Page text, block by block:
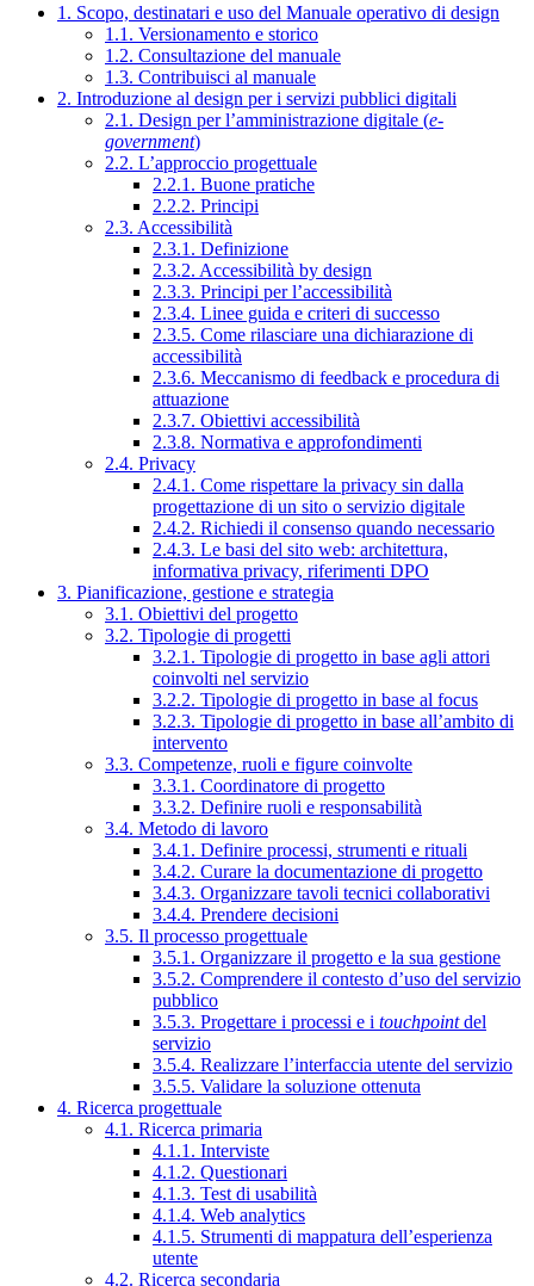
1. Scopo, destinatari e uso del Manuale operativo di design
1.1. Versionamento e storico
1.2. Consultazione del manuale
1.3. Contribuisci al manuale
2. Introduzione al design per i servizi pubblici digitali
2.1. Design per l’amministrazione digitale (e-
government)
2.2. L’approccio progettuale
2.2.1. Buone pratiche
2.2.2. Principi
2.3. Accessibilità
2.3.1. Definizione
2.3.2. Accessibilità by design
2.3.3. Principi per l’accessibilità
2.3.4. Linee guida e criteri di successo
2.3.5. Come rilasciare una dichiarazione di
accessibilità
2.3.6. Meccanismo di feedback e procedura di
attuazione
2.3.7. Obiettivi accessibilità
2.3.8. Normativa e approfondimenti
2.4. Privacy
2.4.1. Come rispettare la privacy sin dalla
progettazione di un sito o servizio digitale
2.4.2. Richiedi il consenso quando necessario
2.4.3. Le basi del sito web: architettura,
informativa privacy, riferimenti DPO
3. Pianificazione, gestione e strategia
3.1. Obiettivi del progetto
3.2. Tipologie di progetti
3.2.1. Tipologie di progetto in base agli attori
coinvolti nel servizio
3.2.2. Tipologie di progetto in base al focus
3.2.3. Tipologie di progetto in base all’ambito di
intervento
3.3. Competenze, ruoli e figure coinvolte
3.3.1. Coordinatore di progetto
3.3.2. Definire ruoli e responsabilità
3.4. Metodo di lavoro
3.4.1. Definire processi, strumenti e rituali
3.4.2. Curare la documentazione di progetto
3.4.3. Organizzare tavoli tecnici collaborativi
3.4.4. Prendere decisioni
3.5. Il processo progettuale
3.5.1. Organizzare il progetto e la sua gestione
3.5.2. Comprendere il contesto d’uso del servizio
pubblico
3.5.3. Progettare i processi e i touchpointdel
servizio
3.5.4. Realizzare l’interfaccia utente del servizio
3.5.5. Validare la soluzione ottenuta
4. Ricerca progettuale
4.1. Ricerca primaria
4.1.1. Interviste
4.1.2. Questionari
4.1.3. Test di usabilità
4.1.4. Web analytics
4.1.5. Strumenti di mappatura dell’esperienza
utente
4.2. Ricerca secondaria